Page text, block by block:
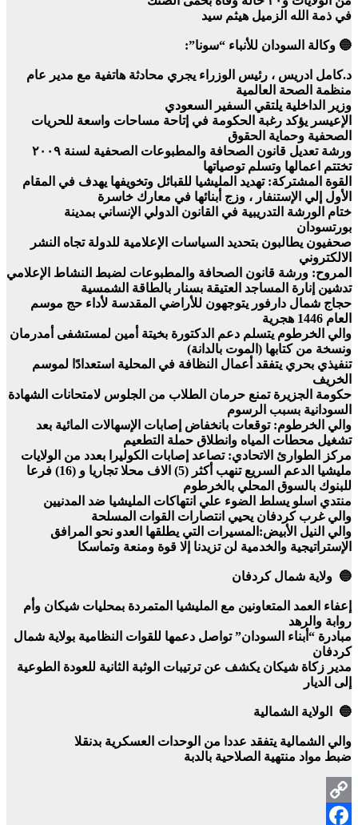
في ذمة الله الزميل هيثم سيد
🔵 وكالة السودان للأنباء “سونا”:
د.كامل ادريس ، رئيس الوزراء يجري محادثة هاتفية مع مدير عام
منظمة الصحة العالمية
وزير الداخلية يلتقي السفير السعودي
الإعيسر يؤكد رغبة الحكومة في إتاحة مساحات واسعة للحريات
الصحفية وحماية الحقوق
ورشة تعديل قانون الصحافة والمطبوعات الصحفية لسنة ٢٠٠٩
تختتم اعمالها وتسلم توصياتها
القوة المشتركة: تهديد المليشيا للقبائل وتخويفها يهدف في المقام
الأول إلي الإستنفار ، وزج أبنائها في معارك خاسرة
ختام الورشة التدريبية في القانون الدولي الإنساني بمدينة
بورتسودان
صحفيون يطالبون بتحديد السياسات الإعلامية للدولة تجاه النشر
الالكتروني
المروح: ورشة قانون الصحافة والمطبوعات لضبط النشاط الإعلامي
تدشين إنارة المساجد العتيقة بسنار بالطاقة الشمسية
حجاج شمال دارفور يتوجهون للأراضي المقدسة لأداء حج موسم
العام 1446 هجرية
والي الخرطوم يتسلم دعم الدكتورة بخيتة أمين لمستشفى أمدرمان
ونسخة من كتابها (الموت بالدانة)
تنفيذي بحري يتفقد أعمال النظافة في المحلية استعدادًا لموسم
الخريف
حكومة الجزيرة تمنع حرمان الطلاب من الجلوس لامتحانات الشهادة
السودانية بسبب الرسوم
والي الخرطوم: توقعات بانخفاض إصابات الإسهالات المائية بعد
تشغيل محطات المياه وانطلاق حملة التطعيم
مركز الطوارئ الاتحادي: تصاعد إصابات الكوليرا بعدد من الولايات
مليشيا الدعم السريع تنهب أكثر (5) الاف محلا تجاريا و (16) فرعا
للبنوك بالسوق المحلي بالخرطوم
منتدي اسلو يسلط الضوء علي انتهاكات المليشيا ضد المدنيين
والي غرب كردفان يحيي انتصارات القوات المسلحة
والي النيل الأبيض:المسيرات التي يطلقها العدو نحو المرافق
الإستراتيجية والخدمية لن تزيدنا إلا قوة ومنعة وتماسكا
🔵 ولاية شمال كردفان
إعفاء العمد المتعاونين مع المليشيا المتمردة بمحليات شيكان وأم
روابة والرهد
مبادرة “أبناء السودان” تواصل دعمها للقوات النظامية بولاية شمال
كردفان
مدير زكاة شيكان يكشف عن ترتيبات الوثبة الثانية للعودة الطوعية
إلى الديار
🔵 الولاية الشمالية
والي الشمالية يتفقد عددا من الوحدات العسكرية بدنقلا
ضبط مواد منتهية الصلاحية بالدبة
Copy